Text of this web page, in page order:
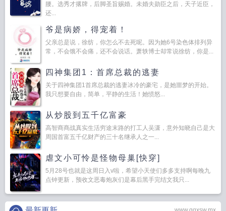
腰。选秀才撂牌，后脚圣旨赐婚。未婚夫勋臣之后，天子近臣，
还...
爷是病娇，得宠着！
父亲总是说，徐纺，你怎么不去死呢。因为她6号染色体排列异
常，不会饿不会痛，还不会说话。萧轶博士却常说徐纺，你是...
四神集团1：首席总裁的逃妻
关于四神集团1首席总裁的逃妻冰冷的豪宅，是她噩梦的开始。
我只想要自由，简单，平静的生活！她愤怒...
从炒股到五千亿富豪
高智商商战真实生活穷途末路的打工人吴潇，意外知晓自己是大
周国首富五千亿财产的三十名继承人之一...
虐文小可怜是怪物母巢[快穿]
5月28号也就是这周日入v啦，希望小天使们多多支持啊每晚九
点钟更新，预收文恶毒炮灰们是幕后黑手完结文我只...